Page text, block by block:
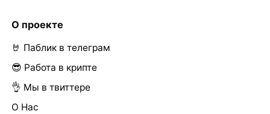
О проекте
🤘 Паблик в телеграм
😎 Работа в крипте
👌 Мы в твиттере
О Нас